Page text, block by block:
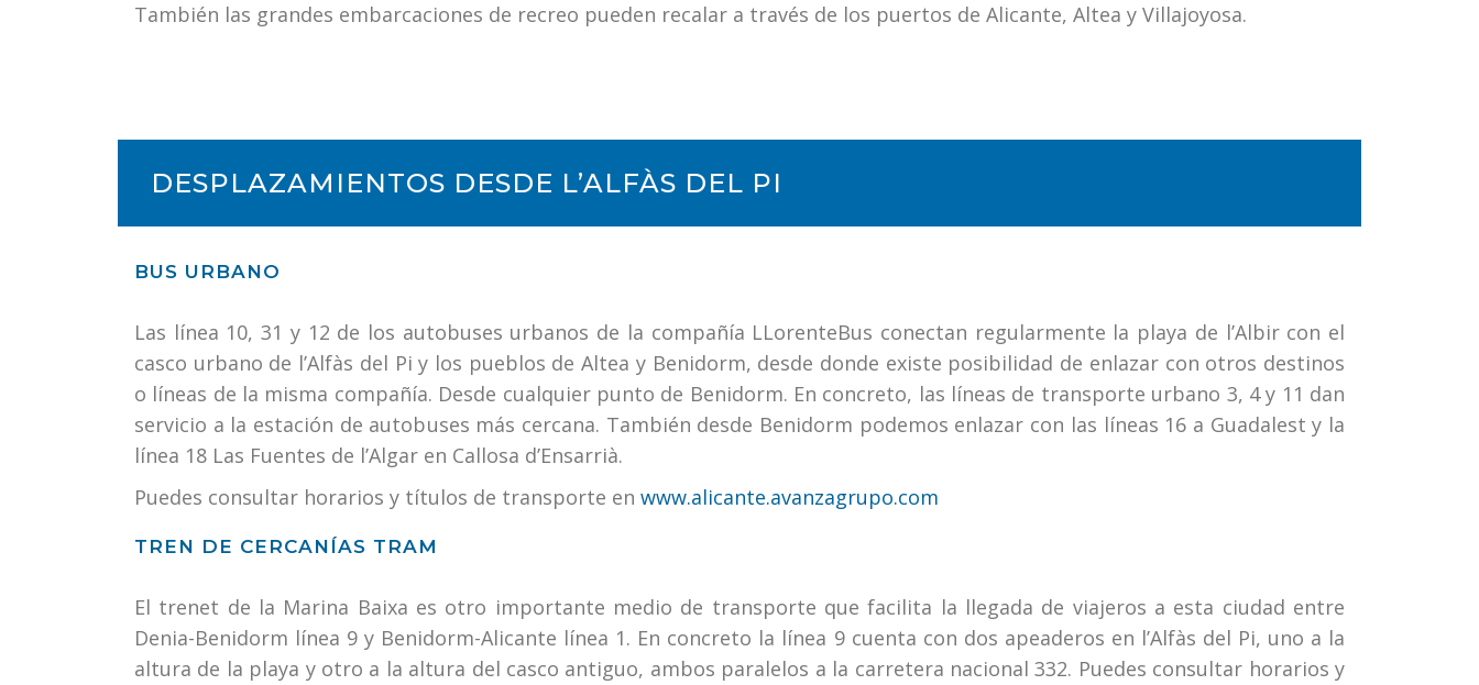
También las grandes embarcaciones de recreo pueden recalar a través de los puertos de Alicante, Altea y Villajoyosa.
DESPLAZAMIENTOS DESDE L’ALFÀS DEL PI
BUS URBANO
Las línea 10, 31 y 12 de los autobuses urbanos de la compañía LLorenteBus conectan regularmente la playa de l’Albir con el
casco urbano de l’Alfàs del Pi y los pueblos de Altea y Benidorm, desde donde existe posibilidad de enlazar con otros destinos
o líneas de la misma compañía. Desde cualquier punto de Benidorm. En concreto, las líneas de transporte urbano 3, 4 y 11 dan
servicio a la estación de autobuses más cercana. También desde Benidorm podemos enlazar con las líneas 16 a Guadalest y la
línea 18 Las Fuentes de l’Algar en Callosa d’Ensarrià.
Puedes consultar horarios y títulos de transporte en www.alicante.avanzagrupo.com
TREN DE CERCANÍAS TRAM
El trenet de la Marina Baixa es otro importante medio de transporte que facilita la llegada de viajeros a esta ciudad entre
Denia-Benidorm línea 9 y Benidorm-Alicante línea 1. En concreto la línea 9 cuenta con dos apeaderos en l’Alfàs del Pi, uno a la
altura de la playa y otro a la altura del casco antiguo, ambos paralelos a la carretera nacional 332. Puedes consultar horarios y